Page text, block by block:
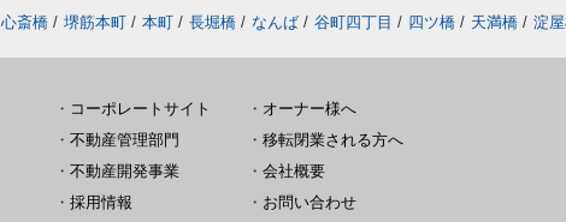
心斎橋 / 堺筋本町 / 本町 / 長堀橋 / なんば / 谷町四丁目 / 四ツ橋 / 天満橋 / 淀
・ コーポレートサイト
・ 不動産管理部門
・ 不動産開発事業
・ 採用情報
・ オーナー様へ
・ 移転閉業される方へ
・ 会社概要
・ お問い合わせ